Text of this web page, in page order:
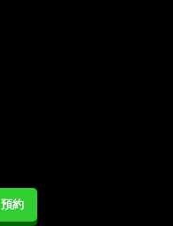
預約